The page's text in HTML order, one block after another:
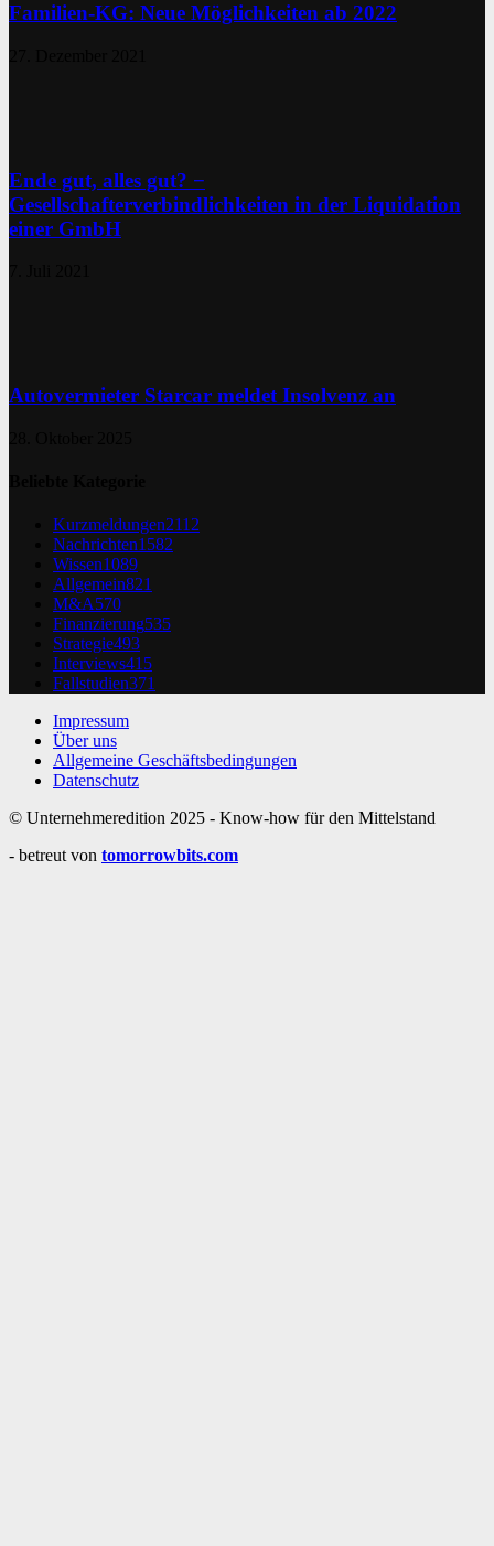
Familien-KG: Neue Möglichkeiten ab 2022
Ende gut, alles gut? −
Gesellschafterverbindlichkeiten in der Liquidation
einer GmbH
Autovermieter Starcar meldet Insolvenz an
Kurzmeldungen2112
Nachrichten1582
Wissen1089
Allgemein821
M&A570
Finanzierung535
Strategie493
Interviews415
Fallstudien371
Impressum
Über uns
Allgemeine Geschäftsbedingungen
Datenschutz
© Unternehmeredition 2025 - Know-how für den Mittelstand
- betreut von tomorrowbits.com